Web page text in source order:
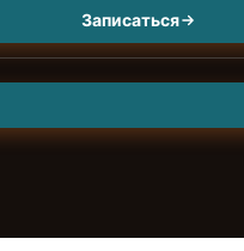
Записаться